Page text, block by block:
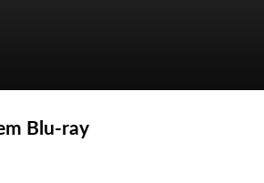
Blu-ray